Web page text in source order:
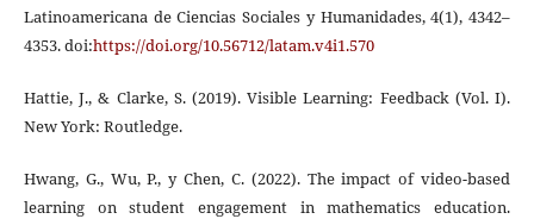
Latinoamericana de Ciencias Sociales y Humanidades, 4(1), 4342–
4353. doi:https://doi.org/10.56712/latam.v4i1.570
Hattie, J., & Clarke, S. (2019). Visible Learning: Feedback (Vol. I).
New York: Routledge.
Hwang, G., Wu, P., y Chen, C. (2022). The impact of video-based
learning on student engagement in mathematics education.